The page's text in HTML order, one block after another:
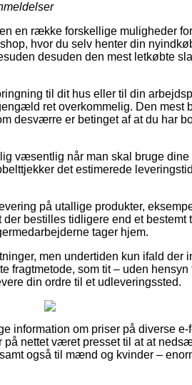
en række forskellige muligheder
hvor du selv henter din
desuden den mest letkøbte
til dit hus eller til din
ret overkommelig. Den mest
desværre er betinget af at du har
væsentlig når man skal bruge dine
det estimerede
på utallige produkter,
bestilles tidligere end et bestemt
tager hjem.
men undertiden kun ifald der
fragtmetode, som tit – uden
din ordre til et udleveringssted.
information om priser på diverse
på nettet været presset til at at
også til mænd og kvinder –